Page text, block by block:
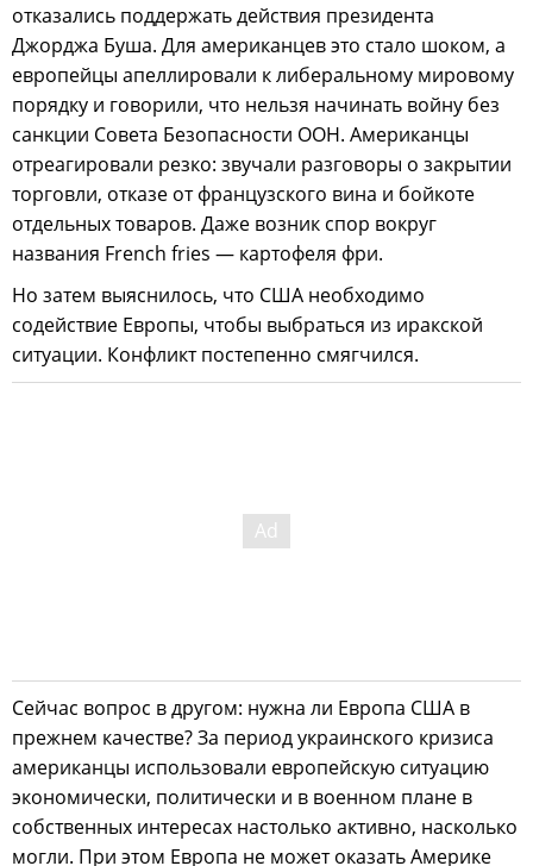
отказались поддержать действия президента
Джорджа Буша. Для американцев это стало шоком, а
европейцы апеллировали к либеральному мировому
порядку и говорили, что нельзя начинать войну без
санкции Совета Безопасности ООН. Американцы
отреагировали резко: звучали разговоры о закрытии
торговли, отказе от французского вина и бойкоте
отдельных товаров. Даже возник спор вокруг
названия French fries — картофеля фри.
Но затем выяснилось, что США необходимо
содействие Европы, чтобы выбраться из иракской
ситуации. Конфликт постепенно смягчился.
Сейчас вопрос в другом: нужна ли Европа США в
прежнем качестве? За период украинского кризиса
американцы использовали европейскую ситуацию
экономически, политически и в военном плане в
собственных интересах настолько активно, насколько
могли. При этом Европа не может оказать Америке